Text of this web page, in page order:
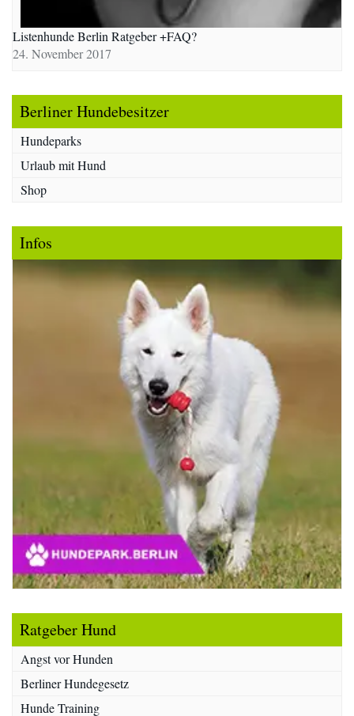
Listenhunde Berlin Ratgeber +FAQ?
24. November 2017
Berliner Hundebesitzer
Hundeparks
Urlaub mit Hund
Shop
Infos
Ratgeber Hund
Angst vor Hunden
Berliner Hundegesetz
Hunde Training